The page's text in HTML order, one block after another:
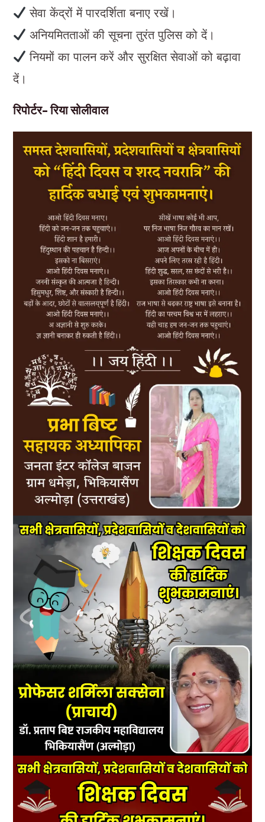
सेवा केंद्रों में पारदर्शिता बनाए रखें।
अनियमितताओं की सूचना तुरंत पुलिस को दें।
नियमों का पालन करें और सुरक्षित सेवाओं को बढ़ावा
दें।
रिपोर्टर- रिया सोलीवाल